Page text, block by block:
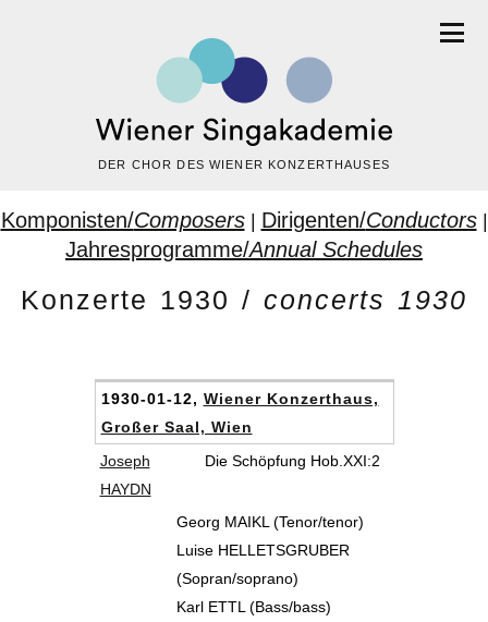
DER CHOR DES WIENER KONZERTHAUSES
Komponisten/Composers| Dirigenten/Conductors|
Jahresprogramme/Annual Schedules
Konzerte 1930 / concerts 1930
1930-01-12, Wiener Konzerthaus,
Großer Saal, Wien
Joseph
HAYDN
Die Schöpfung Hob.XXI:2
Georg MAIKL (Tenor/tenor)
Luise HELLETSGRUBER
(Sopran/soprano)
Karl ETTL (Bass/bass)